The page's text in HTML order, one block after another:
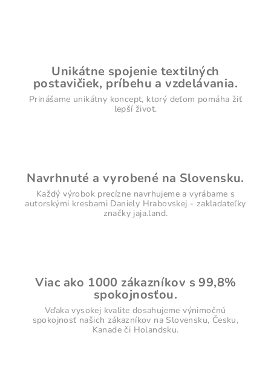
i
e
p
r
ý
p
i
s
Unikátne spojenie textilných
postavičiek, príbehu a vzdelávania.
Prinášame unikátny koncept, ktorý deťom pomáha žiť
lepší život.
Navrhnuté a vyrobené na Slovensku.
Každý výrobok precízne navrhujeme a vyrábame s
autorskými kresbami Daniely Hrabovskej - zakladateľky
značky jaja.land.
Viac ako 1000 zákazníkov s 99,8%
spokojnosťou.
Vďaka vysokej kvalite dosahujeme výnimočnú
spokojnosť našich zákazníkov na Slovensku, Česku,
Kanade či Holandsku.